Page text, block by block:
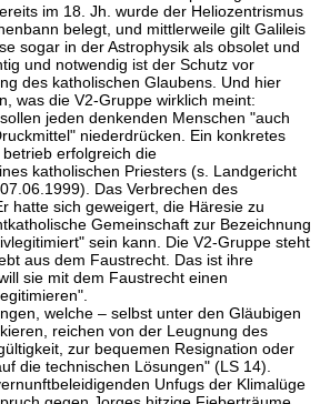
im 18. Jh. wurde der Heliozentrismus
belegt, und mittlerweile gilt Galileis
sogar in der Astrophysik als obsolet und
und notwendig ist der Schutz vor
des katholischen Glaubens. Und hier
was die V2-Gruppe wirklich meint:
jeden denkenden Menschen "auch
niederdrücken. Ein konkretes
erfolgreich die
katholischen Priesters (s. Landgericht
Das Verbrechen des
hatte sich geweigert, die Häresie zu
Gemeinschaft zur Bezeichnung
sein kann. Die V2-Gruppe steht
aus dem Faustrecht. Das ist ihre
sie mit dem Faustrecht einen
welche – selbst unter den Gläubigen
reichen von der Leugnung des
zur bequemen Resignation oder
die technischen Lösungen" (LS 14).
Unfugs der Klimalüge